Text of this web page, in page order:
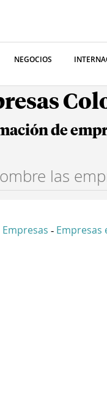
NEGOCIOS
de
- Empresas